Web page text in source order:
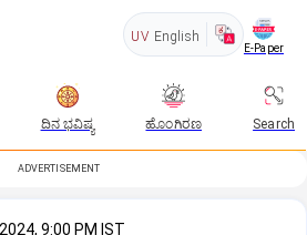
UV English
E-Paper
ದಿನ ಭವಿಷ್ಯ ಹೊಂಗಿರಣ Search
ADVERTISEMENT
9:00 PM IST